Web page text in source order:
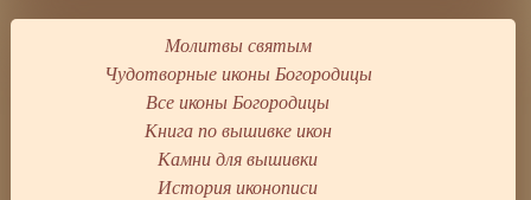
Молитвы святым
Чудотворные иконы Богородицы
Все иконы Богородицы
Книга по вышивке икон
Камни для вышивки
История иконописи